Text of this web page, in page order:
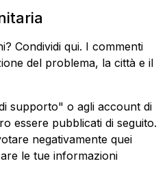
Condividi qui. I commenti
del problema, la città e il
supporto" o agli account di
essere pubblicati di seguito.
negativamente quei
le tue informazioni